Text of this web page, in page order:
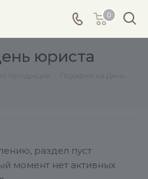
0
юриста
раздел пуст
момент нет активных